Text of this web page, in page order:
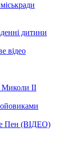
дитини
відео
ІІ
Пен (ВІДЕО)